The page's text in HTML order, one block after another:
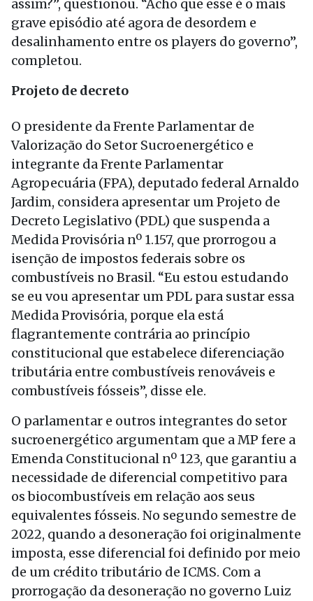
assim?”, questionou. “Acho que esse é o mais
grave episódio até agora de desordem e
desalinhamento entre os players do governo”,
completou.
Projeto de decreto
O presidente da Frente Parlamentar de
Valorização do Setor Sucroenergético e
integrante da Frente Parlamentar
Agropecuária (FPA), deputado federal Arnaldo
Jardim, considera apresentar um Projeto de
Decreto Legislativo (PDL) que suspenda a
Medida Provisória nº 1.157, que prorrogou a
isenção de impostos federais sobre os
combustíveis no Brasil. “Eu estou estudando
se eu vou apresentar um PDL para sustar essa
Medida Provisória, porque ela está
flagrantemente contrária ao princípio
constitucional que estabelece diferenciação
tributária entre combustíveis renováveis e
combustíveis fósseis”, disse ele.
O parlamentar e outros integrantes do setor
sucroenergético argumentam que a MP fere a
Emenda Constitucional nº 123, que garantiu a
necessidade de diferencial competitivo para
os biocombustíveis em relação aos seus
equivalentes fósseis. No segundo semestre de
2022, quando a desoneração foi originalmente
imposta, esse diferencial foi definido por meio
de um crédito tributário de ICMS. Com a
prorrogação da desoneração no governo Luiz